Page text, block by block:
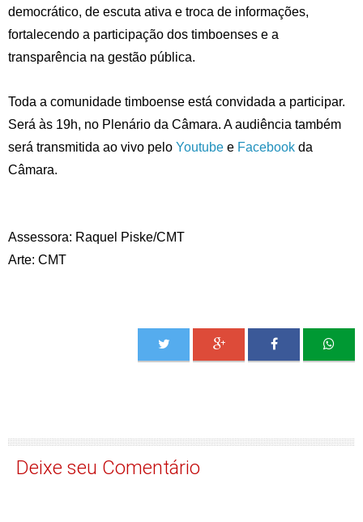
democrático, de escuta ativa e troca de informações,
fortalecendo a participação dos timboenses e a
transparência na gestão pública.
Toda a comunidade timboense está convidada a participar.
Será às 19h, no Plenário da Câmara. A audiência também
será transmitida ao vivo pelo Youtube e Facebook da
Câmara.
Assessora: Raquel Piske/CMT
Arte: CMT
Deixe seu Comentário